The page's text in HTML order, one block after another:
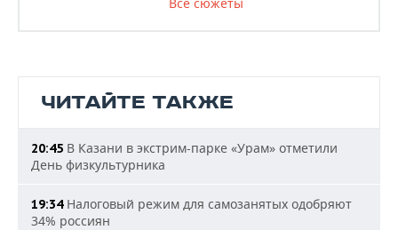
ЧИТАЙТЕ ТАКЖЕ
20:45 В Казани в экстрим-парке «Урам» отметили
День физкультурника
19:34Налоговый режим для самозанятых одобряют
34% россиян